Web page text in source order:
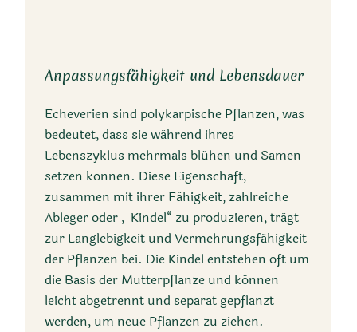
Anpassungsfähigkeit und Lebensdauer
Echeverien sind polykarpische Pflanzen, was
bedeutet, dass sie während ihres
Lebenszyklus mehrmals blühen und Samen
setzen können. Diese Eigenschaft,
zusammen mit ihrer Fähigkeit, zahlreiche
Ableger oder „Kindel“ zu produzieren, trägt
zur Langlebigkeit und Vermehrungsfähigkeit
der Pflanzen bei. Die Kindel entstehen oft um
die Basis der Mutterpflanze und können
leicht abgetrennt und separat gepflanzt
werden, um neue Pflanzen zu ziehen.